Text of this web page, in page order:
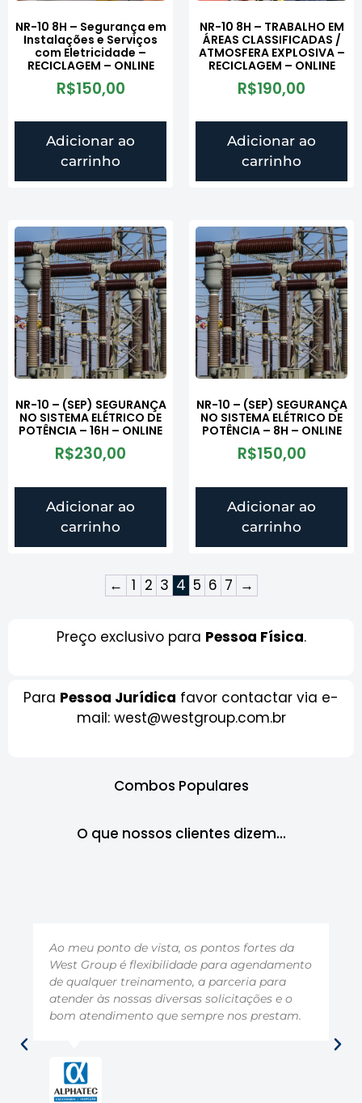
NR-10 8H – Segurança em
Instalações e Serviços
com Eletricidade –
RECICLAGEM – ONLINE
R$150,00
Adicionar ao
carrinho
NR-10 8H – TRABALHO EM
ÁREAS CLASSIFICADAS /
ATMOSFERA EXPLOSIVA –
RECICLAGEM – ONLINE
R$190,00
Adicionar ao
carrinho
NR-10 – (SEP) SEGURANÇA
NO SISTEMA ELÉTRICO DE
POTÊNCIA – 16H – ONLINE
R$230,00
Adicionar ao
carrinho
NR-10 – (SEP) SEGURANÇA
NO SISTEMA ELÉTRICO DE
POTÊNCIA – 8H – ONLINE
R$150,00
Adicionar ao
carrinho
← 1 2 3 4 5 6 7 →
Preço exclusivo para Pessoa Física.
Para Pessoa Jurídica favor contactar via e-
mail: west@westgroup.com.br
Combos Populares
O que nossos clientes dizem...​
uma equipe muito competente e profissional.
Ela entende as necessidades da Vallourec,
pois atua com segurança, clareza,
objetividade e transparência. Estamos muito
satisfeitos com o serviço de qualidade